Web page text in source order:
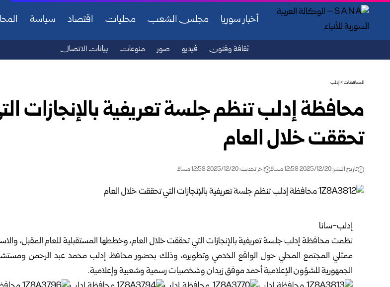
أخبار سوريا مجلس الشعب محليات اقتصاد سياسة
ثقافة وفنون فيديو صور منوعات بيانات الاتصال
المحافظات>إدلب
محافظة إدلب تنظم جلسة تعريفية بالإنجازات
تحققت خلال العام
تاريخ النشر: 2025/12/20 12:58 مساءً اخر تحديث: 2025/12/20 12:58 مساءً
إدلب-سانا
نظمت محافظةإدلبجلسة تعريفية بالإنجازات التي تحققت خلال العام، وخططها المستقبلية للعام المقبل،
ممثلي المجتمع المحلي حول الواقع الخدمي وتطويره، وذلك بحضور محافظ إدلب محمد عبد الرحمن
الجمهورية للشؤون الإعلامية أحمد موفق زيدان وشخصيات رسمية وشعبية وإعلامية.